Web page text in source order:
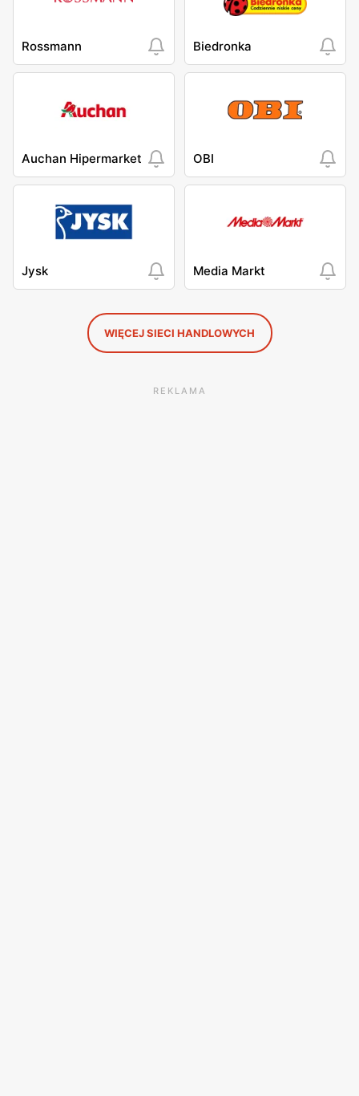
Rossmann Biedronka
Auchan Hipermarket OBI
Jysk Media Markt
WIĘCEJ SIECI HANDLOWYCH
REKLAMA